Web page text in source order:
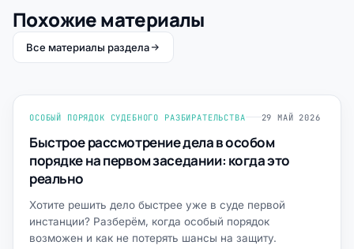
Похожие материалы
Все материалы раздела
ОСОБЫЙ ПОРЯДОК СУДЕБНОГО РАЗБИРАТЕЛЬСТВА 29 МАЙ 2026
Быстрое рассмотрение дела в особом
порядке на первом заседании: когда это
реально
Хотите решить дело быстрее уже в суде первой
инстанции? Разберём, когда особый порядок
возможен и как не потерять шансы на защиту.